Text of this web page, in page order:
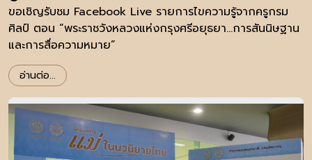
ขอเชิญรับชม Facebook Live รายการไขความรู้จากครูกรม
ศิลป์ ตอน “พระราชวังหลวงแห่งกรุงศรีอยุธยา...การสันนิษฐาน
และการสื่อความหมาย”
อ่านต่อ...